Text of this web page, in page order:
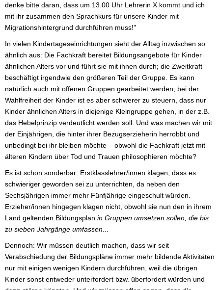
denke bitte daran, dass um 13.00 Uhr Lehrerin X kommt und ich
mit ihr zusammen den Sprachkurs für unsere Kinder mit
Migrationshintergrund durchführen muss!"
In vielen Kindertageseinrichtungen sieht der Alltag inzwischen so
ähnlich aus: Die Fachkraft bereitet Bildungsangebote für Kinder
ähnlichen Alters vor und führt sie mit ihnen durch; die Zweitkraft
beschäftigt irgendwie den größeren Teil der Gruppe. Es kann
natürlich auch mit offenen Gruppen gearbeitet werden; bei der
Wahlfreiheit der Kinder ist es aber schwerer zu steuern, dass nur
Kinder ähnlichen Alters in diejenige Kleingruppe gehen, in der z.B.
das Hebelprinzip verdeutlicht werden soll. Und was machen wir mit
der Einjährigen, die hinter ihrer Bezugserzieherin herrobbt und
unbedingt bei ihr bleiben möchte – obwohl die Fachkraft jetzt mit
älteren Kindern über Tod und Trauen philosophieren möchte?
Es ist schon sonderbar: Erstklasslehrer/innen klagen, dass es
schwieriger geworden sei zu unterrichten, da neben den
Sechsjährigen immer mehr Fünfjährige eingeschult würden.
Erzieher/innen hingegen klagen nicht, obwohl sie nun den in ihrem
Land geltenden Bildungsplan in Gruppen umsetzen sollen, die bis
zu sieben Jahrgänge umfassen
Dennoch: Wir müssen deutlich machen, dass wir seit
Verabschiedung der Bildungspläne immer mehr bildende Aktivitäten
nur mit einigen wenigen Kindern durchführen, weil die übrigen
Kinder sonst entweder unterfordert bzw. überfordert würden und